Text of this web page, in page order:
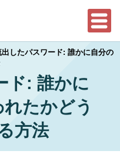
出したパスワード: 誰かに自分の
ド: 誰かに
たかどう
方法